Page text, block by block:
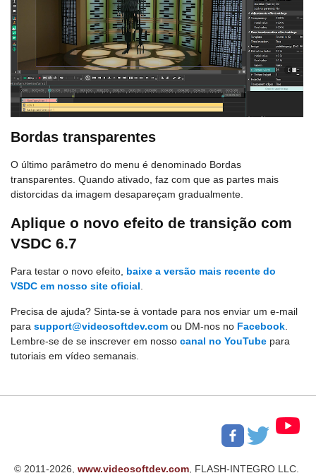
Bordas transparentes
O último parâmetro do menu é denominado Bordas
transparentes. Quando ativado, faz com que as partes mais
distorcidas da imagem desapareçam gradualmente.
Aplique o novo efeito de transição com
VSDC 6.7
Para testar o novo efeito, baixe a versão mais recente do
VSDC em nosso site oficial.
Precisa de ajuda? Sinta-se à vontade para nos enviar um e-mail
para support@videosoftdev.com ou DM-nos no Facebook.
Lembre-se de se inscrever em nosso canal no YouTube para
tutoriais em vídeo semanais.
© 2011-2026,www.videosoftdev.com , FLASH-INTEGRO LLC.